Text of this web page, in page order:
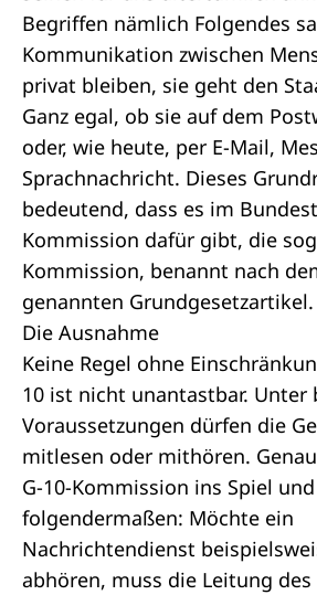
Begriffen nämlich Folgendes
Kommunikation zwischen
privat bleiben, sie geht den
Ganz egal, ob sie auf dem
oder, wie heute, per E-Mail,
Sprachnachricht. Dieses
bedeutend, dass es im
Kommission dafür gibt, die
Kommission, benannt nach
genannten Grundgesetzartikel.
Die Ausnahme
Keine Regel ohne
10 ist nicht unantastbar. Unter
Voraussetzungen dürfen die
mitlesen oder mithören.
G-10-Kommission ins Spiel
folgendermaßen: Möchte ein
Nachrichtendienst
abhören, muss die Leitung des